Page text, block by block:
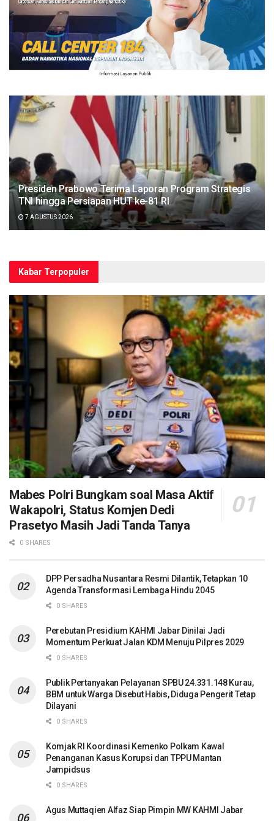
Presiden Prabowo Terima Laporan Program Strategis
TNI hingga Persiapan HUT ke-81 RI
7 AGUSTUS 2026
Kabar Terpopuler
Mabes Polri Bungkam soal Masa Aktif
Wakapolri, Status Komjen Dedi
Prasetyo Masih Jadi Tanda Tanya
0 SHARES
DPP Persadha Nusantara Resmi Dilantik, Tetapkan 10
Agenda Transformasi Lembaga Hindu 2045
0 SHARES
Perebutan Presidium KAHMI Jabar Dinilai Jadi
Momentum Perkuat Jalan KDM Menuju Pilpres 2029
0 SHARES
Publik Pertanyakan Pelayanan SPBU 24.331.148 Kurau,
BBM untuk Warga Disebut Habis, Diduga Pengerit Tetap
Dilayani
0 SHARES
Komjak RI Koordinasi Kemenko Polkam Kawal
Penanganan Kasus Korupsi dan TPPU Mantan
Jampidsus
0 SHARES
Agus Muttaqien Alfaz Siap Pimpin MW KAHMI Jabar